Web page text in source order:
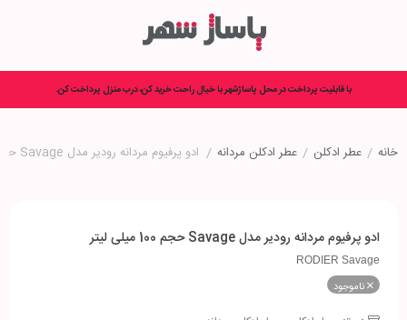
با قابلیت پرداخت در محل پاساژشهر با خیال راحت خرید کن، درب منزل پرداخت کن.
خانه / عطر ادکلن / عطر ادکلن مردانه / ادو پرفیوم مردانه رودیر مدل Savage حجم 100 میلی لیتر
ادو پرفیوم مردانه رودیر مدل Savage حجم 100 میلی لیتر
ناموجود
RODIER Savage